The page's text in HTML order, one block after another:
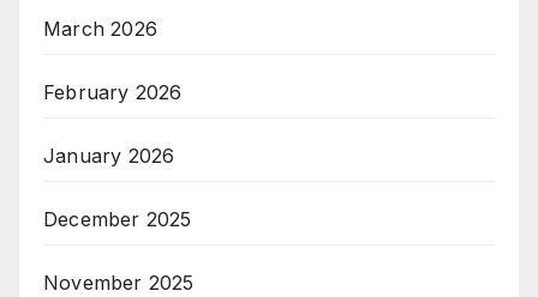
March 2026
February 2026
January 2026
December 2025
November 2025